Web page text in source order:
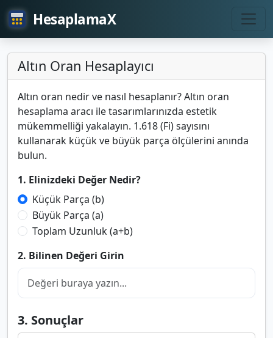
HesaplamaX
Altın Oran Hesaplayıcı
Altın oran nedir ve nasıl hesaplanır? Altın oran
hesaplama aracı ile tasarımlarınızda estetik
mükemmelliği yakalayın. 1.618 (Fi) sayısını
kullanarak küçük ve büyük parça ölçülerini anında
bulun.
1. Elinizdeki Değer Nedir?
Küçük Parça (b)
Büyük Parça (a)
Toplam Uzunluk (a+b)
2. Bilinen Değeri Girin
3. Sonuçlar